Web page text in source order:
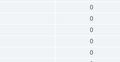
0
0
0
0
0